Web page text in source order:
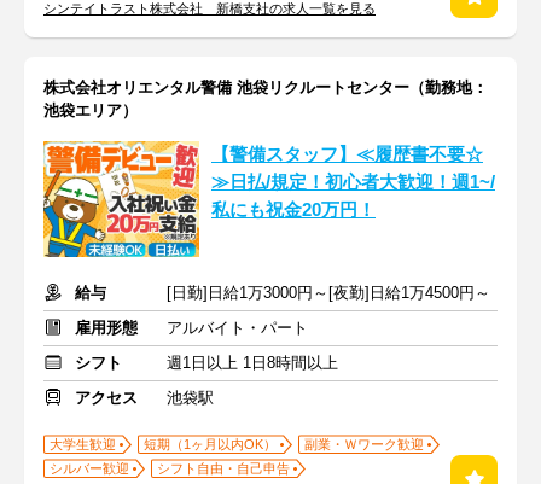
シンテイトラスト株式会社 新橋支社の求人一覧を見る
株式会社オリエンタル警備 池袋リクルートセンター（勤務地：
池袋エリア）
【警備スタッフ】≪履歴書不要☆
≫日払/規定！初心者大歓迎！週1~/
私にも祝金20万円！
給与
[日勤]日給1万3000円～[夜勤]日給1万4500円～
雇用形態
アルバイト・パート
シフト
週1日以上 1日8時間以上
アクセス
池袋駅
大学生歓迎 短期（1ヶ月以内OK）
副業・Ｗワーク歓迎
シルバー歓迎
シフト自由・自己申告